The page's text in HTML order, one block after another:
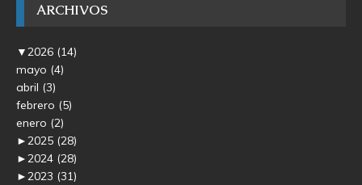
ARCHIVOS
▼2026 (14)
mayo (4)
abril (3)
febrero (5)
enero (2)
►2025 (28)
►2024 (28)
►2023 (31)